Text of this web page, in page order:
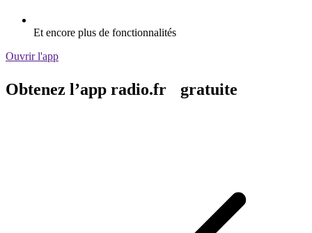
Et encore plus de fonctionnalités
Ouvrir l'app
Obtenez l’app radio.fr gratuite